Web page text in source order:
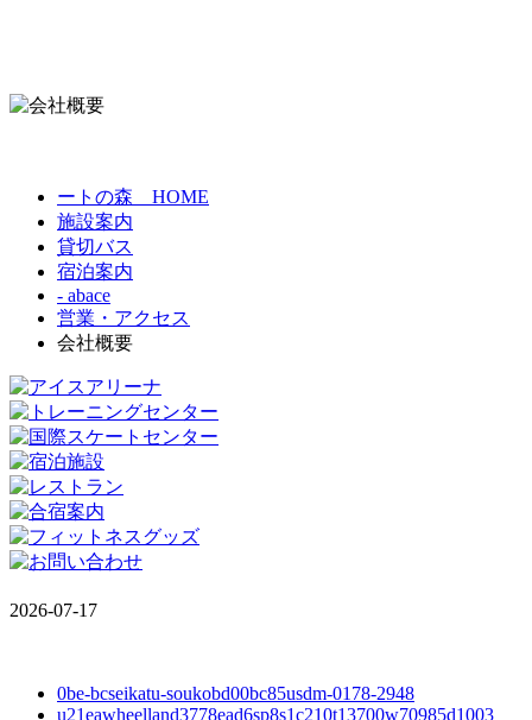
ートの森 HOME
施設案内
貸切バス
宿泊案内
- abace
営業・アクセス
会社概要
2026-07-17
0be-bcseikatu-soukobd00bc85usdm-0178-2948
u21eawheelland3778ead6sp8s1c210t13700w70985d1003